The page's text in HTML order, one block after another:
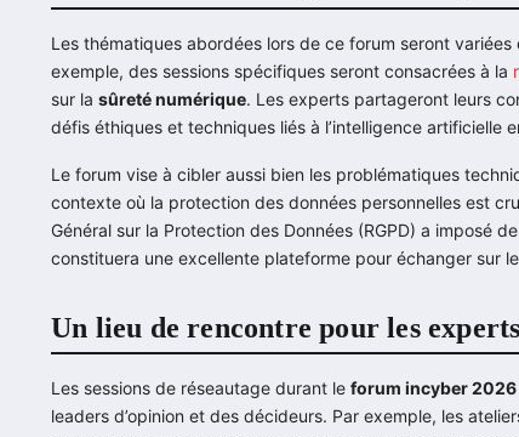
Les thématiques abordées lors de ce forum seront
exemple, des sessions spécifiques seront consacrées à la
sur la sûreté numérique. Les experts partageront leurs
défis éthiques et techniques liés à l’intelligence artificielle
Le forum vise à cibler aussi bien les problématiques
contexte où la protection des données personnelles est
Général sur la Protection des Données (RGPD) a imposé
constituera une excellente plateforme pour échanger sur
Un lieu de rencontre pour les
Les sessions de réseautage durant le forum incyber
leaders d’opinion et des décideurs. Par exemple, les